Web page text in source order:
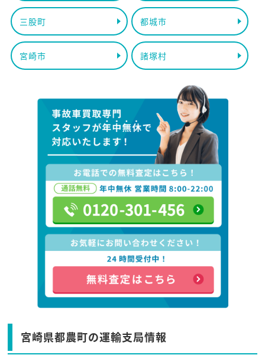
三股町 都城市
宮崎市 諸塚村
宮崎県都農町の運輸支局情報